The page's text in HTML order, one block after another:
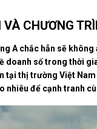
CHƯƠNG
A chắc hẳn sẽ
doanh số trong thời
tại thị trường Việt
nhiêu để cạnh tranh